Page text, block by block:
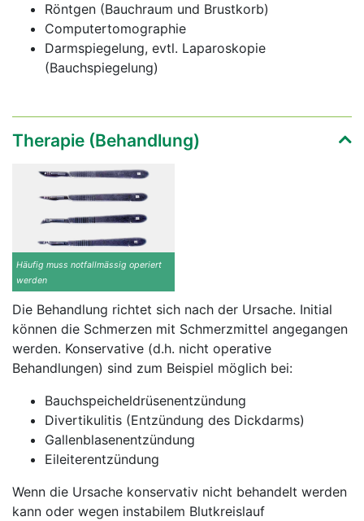
Röntgen (Bauchraum und Brustkorb)
Computertomographie
Darmspiegelung, evtl. Laparoskopie
(Bauchspiegelung)
Therapie (Behandlung)
Häufig muss notfallmässig operiert
werden
Die Behandlung richtet sich nach der Ursache. Initial
können die Schmerzen mit Schmerzmittel angegangen
werden. Konservative (d.h. nicht operative
Behandlungen) sind zum Beispiel möglich bei:
Bauchspeicheldrüsenentzündung
Divertikulitis (Entzündung des Dickdarms)
Gallenblasenentzündung
Eileiterentzündung
Wenn die Ursache konservativ nicht behandelt werden
kann oder wegen instabilem Blutkreislauf